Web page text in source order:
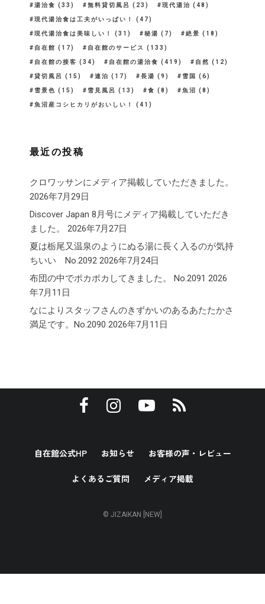
湯治食 (33) 無料貸切風呂 (23) 現代湯治 (48)
現代湯治食は工夫がいっぱい！ (47)
現代湯治食は美味しい！ (31) 秘湯 (7) 絶景 (18)
自在館 (17) 自在館のサービス (133)
自在館の接客 (34) 自在館の湯治食 (419) 自然 (12)
貸切風呂 (15) 連泊 (17) 長湯 (9) 雪国 (6)
雪景色 (15) 雪見風呂 (13) 食 (8) 魚沼 (8)
魚沼産コシヒカリがおいしい！ (41)
最近の投稿
クロワッサンにメディア掲載していただきました。
2026年7月29日
Discover Japan 8月号にメディア掲載していただき
ました。
2026年7月27日
夏は栃尾又温泉のようにぬる湯に長く入るのが気持
ちいい No.2092 2026年7月24日
布団の中でポカポカしてきました。 No.2091 2026
年7月11日
なによりスタッフさんのきずかいのあるあたたかさ
満足です。No.2090 2026年7月11日
自在館公式HP お知らせ お客様の声・レビュー
よくあるご質問 メディア掲載
© JIZAIKAN [NEW]